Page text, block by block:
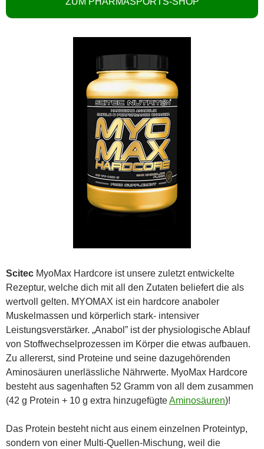
Scitec MyoMax Hardcore ist unsere zuletzt entwickelte
Rezeptur, welche dich mit all den Zutaten beliefert die als
wertvoll gelten. MYOMAX ist ein hardcore anaboler
Muskelmassen und körperlich stark- intensiver
Leistungsverstärker. „Anabol” ist der physiologische Ablauf
von Stoffwechselprozessen im Körper die etwas aufbauen.
Zu allererst, sind Proteine und seine dazugehörenden
Aminosäuren unerlässliche Nährwerte. MyoMax Hardcore
besteht aus sagenhaften 52 Gramm von all dem zusammen
(42 g Protein + 10 g extra hinzugefügteAminosäuren)!
Das Protein besteht nicht aus einem einzelnen Proteintyp,
sondern von einer Multi-Quellen-Mischung, weil die